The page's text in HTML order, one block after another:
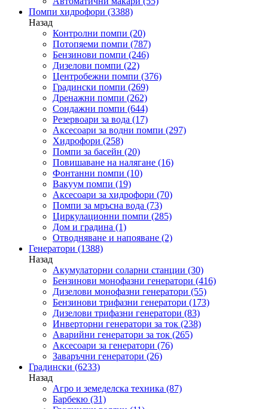
Помпи хидрофори (3388)
Назад
Контролни помпи (20)
Потопяеми помпи (787)
Бензинови помпи (246)
Дизелови помпи (22)
Центробежни помпи (376)
Градински помпи (269)
Дренажни помпи (262)
Сондажни помпи (644)
Резервоари за вода (17)
Аксесоари за водни помпи (297)
Хидрофори (258)
Помпи за басейн (20)
Повишаване на налягане (16)
Фонтанни помпи (10)
Вакуум помпи (19)
Аксесоари за хидрофори (70)
Помпи за мръсна вода (73)
Циркулационни помпи (285)
Дом и градина (1)
Отводняване и напояване (2)
Генератори (1388)
Назад
Акумулаторни соларни станции (30)
Бензинови монофазни генератори (416)
Дизелови монофазни генератори (55)
Бензинови трифазни генератори (173)
Дизелови трифазни генератори (83)
Инверторни генератори за ток (238)
Аварийни генератори за ток (265)
Аксесоари за генератори (76)
Заваръчни генератори (26)
Градински (6233)
Назад
Агро и земеделска техника (87)
Барбекю (31)